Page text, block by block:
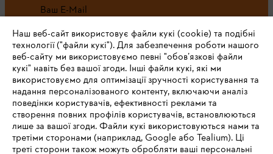
Ваш E-Mail
Зареєструватись зараз
#STIHL
Наш веб-сайт використовує файли кукі (cookie) та подібні
технології ("файли кукі"). Для забезпечення роботи нашого
веб-сайту ми використовуємо певні "обов’язкові файли
кукі" навіть без вашої згоди. Інші файли кукі, які ми
використовуємо для оптимізації зручності користування та
надання персоналізованого контенту, включаючи аналіз
поведінки користувачів, ефективності реклами та
створення повних профілів користувачів, встановлюються
лише за вашої згоди. Файли кукі використовуються нами та
третіми сторонами (наприклад, Google або Tealium). Ці
треті сторони також можуть обробляти ваші персональні